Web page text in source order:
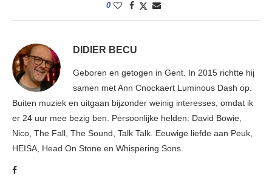
0
DIDIER BECU
Geboren en getogen in Gent. In 2015 richtte hij
samen met Ann Cnockaert Luminous Dash op.
Buiten muziek en uitgaan bijzonder weinig interesses, omdat ik
er 24 uur mee bezig ben. Persoonlijke helden: David Bowie,
Nico, The Fall, The Sound, Talk Talk. Eeuwige liefde aan Peuk,
HEISA, Head On Stone en Whispering Sons.